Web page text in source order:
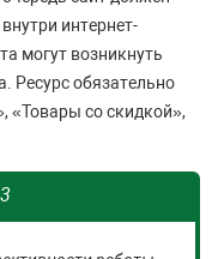
интернет-
могут возникнуть
Ресурс обязательно
«Товары со скидкой»,